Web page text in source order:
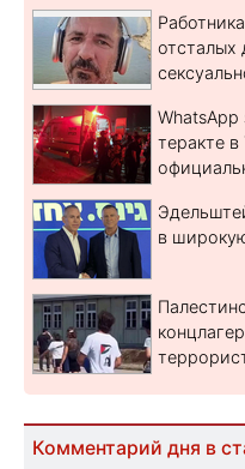
отсталых
WhatsApp
теракте
в
Комментарий дня в